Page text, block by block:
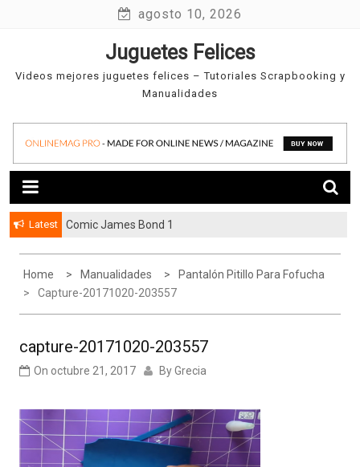
agosto 10, 2026
Juguetes Felices
Videos mejores juguetes felices – Tutoriales Scrapbooking y
Manualidades
Latest Comic James Bond 1
Home Manualidades
Pantalón Pitillo Para Fofucha
Capture-20171020-203557
capture-20171020-203557
On octubre 21, 2017 ByGrecia